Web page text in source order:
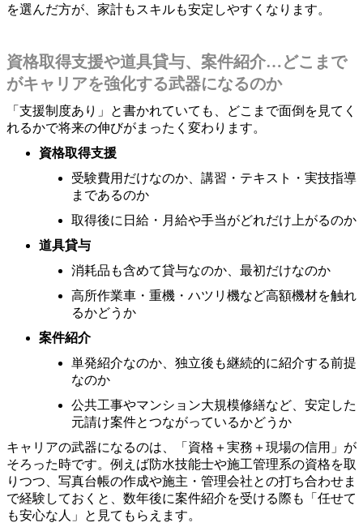
を選んだ方が、家計もスキルも安定しやすくなります。
資格取得支援や道具貸与、案件紹介…どこまで
がキャリアを強化する武器になるのか
「支援制度あり」と書かれていても、どこまで面倒を見てく
れるかで将来の伸びがまったく変わります。
資格取得支援
受験費用だけなのか、講習・テキスト・実技指導
まであるのか
取得後に日給・月給や手当がどれだけ上がるのか
道具貸与
消耗品も含めて貸与なのか、最初だけなのか
高所作業車・重機・ハツリ機など高額機材を触れ
るかどうか
案件紹介
単発紹介なのか、独立後も継続的に紹介する前提
なのか
公共工事やマンション大規模修繕など、安定した
元請け案件とつながっているかどうか
キャリアの武器になるのは、「資格＋実務＋現場の信用」が
そろった時です。例えば防水技能士や施工管理系の資格を取
りつつ、写真台帳の作成や施主・管理会社との打ち合わせま
で経験しておくと、数年後に案件紹介を受ける際も「任せて
も安心な人」と見てもらえます。